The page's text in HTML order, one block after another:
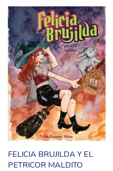
FELICIA BRUJILDA Y EL
PETRICOR MALDITO